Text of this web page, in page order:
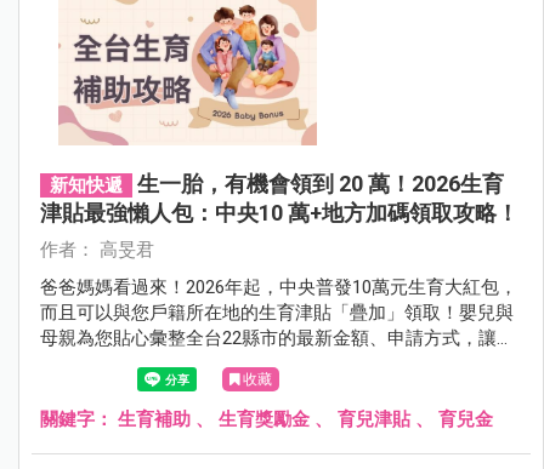
新知快遞
生一胎，有機會領到 20 萬！2026生育
津貼最強懶人包：中央10 萬+地方加碼領取攻略！
作者： 高旻君
爸爸媽媽看過來！2026年起，中央普發10萬元生育大紅包，
而且可以與您戶籍所在地的生育津貼「疊加」領取！嬰兒與
母親為您貼心彙整全台22縣市的最新金額、申請方式，讓新
手爸媽一表掌握所有福利！
收藏
關鍵字： 生育補助 、 生育獎勵金 、 育兒津貼、 育兒金